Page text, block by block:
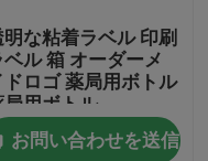
明な粘着ラベル 印刷
ベル 箱 オーダーメ
ドロゴ 薬局用ボトル
局用ボトル
お問い合わせを送信